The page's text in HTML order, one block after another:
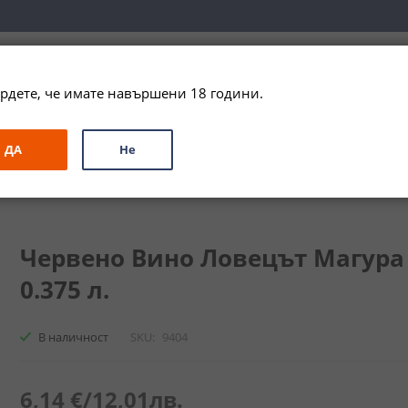
ЗА ПОДАРЪК ПРОМО СПЕЦИАЛНИ ПРЕДЛОЖЕНИЯ
Червено Вино Ловецът
0.375 л.
В наличност SKU 9404
6,14 €/12,01лв.
че имате навършени 18 години.
ДА Не